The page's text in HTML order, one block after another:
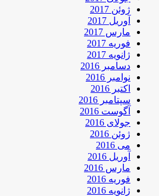
ژوئن 2017
آوریل 2017
مارس 2017
فوریه 2017
ژانویه 2017
دسامبر 2016
نوامبر 2016
اکتبر 2016
سپتامبر 2016
آگوست 2016
جولای 2016
ژوئن 2016
می 2016
آوریل 2016
مارس 2016
فوریه 2016
ژانویه 2016